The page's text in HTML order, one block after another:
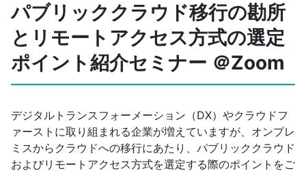
パブリッククラウド移行の勘所
とリモートアクセス方式の選定
ポイント紹介セミナー ＠Zoom
デジタルトランスフォーメーション（DX）やクラウドフ
ァーストに取り組まれる企業が増えていますが、オンプレ
ミスからクラウドへの移行にあたり、パブリッククラウド
およびリモートアクセス方式を選定する際のポイントをご